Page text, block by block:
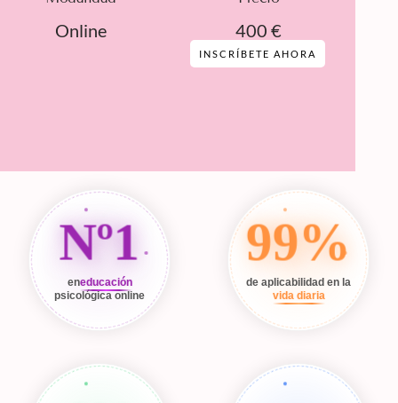
Online 400 €
INSCRÍBETE AHORA
Nº1
eneducación
psicológica online
99%
de aplicabilidad en la
vida diaria